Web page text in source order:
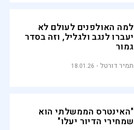
למה האולפנים לעולם לא
יעברו לנגב ולגליל, וזה בסדר
גמור
תמיר דורטל 18.01.26
"האינטרס הממשלתי הוא
שמחירי הדיור יעלו"